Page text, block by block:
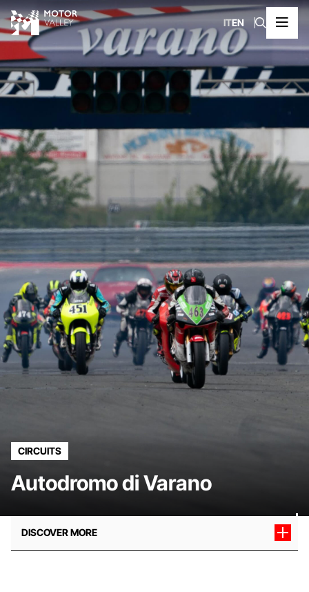
ITEN
CIRCUITS
Autodromo di Varano
DISCOVER MORE